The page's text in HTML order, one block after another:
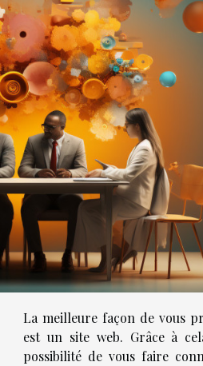
La meilleure façon de vous
est un site web. Grâce à
possibilité de vous faire